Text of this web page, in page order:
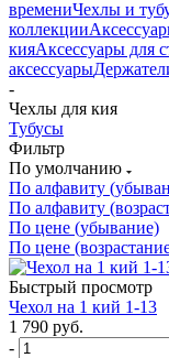
времениЧехлы и
коллекции
кияАксессуары для
аксессуары
-
Чехлы для кия
Тубусы
Фильтр
По умолчанию
По алфавиту
По алфавиту
По цене (убывание)
По цене
Быстрый просмотр
Чехол на 1 кий 1-13
1 790 руб.
-